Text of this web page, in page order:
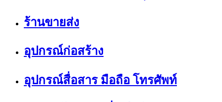
ร้านขายส่ง
อุปกรณ์ก่อสร้าง
อุปกรณ์สื่อสาร มือถือ โทรศัพท์